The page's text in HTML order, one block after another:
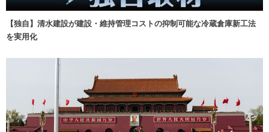
【独自】清水建設が建設・維持管理コストの抑制可能な冷蔵倉庫新工法
を実用化